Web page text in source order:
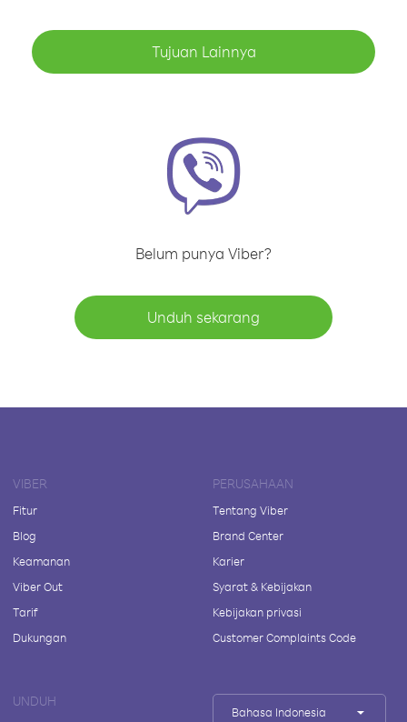
Tujuan Lainnya
Belum punya Viber?
Unduh sekarang
VIBER
Fitur
Blog
Keamanan
Viber Out
Tarif
Dukungan
PERUSAHAAN
Tentang Viber
Brand Center
Karier
Syarat & Kebijakan
Kebijakan privasi
Customer Complaints Code
UNDUH
Bahasa Indonesia